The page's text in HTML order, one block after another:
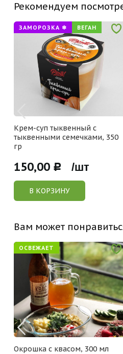
Рекомендуем
ЗАМОРОЗКА ❄ ВЕГАН
Крем-суп тыквенный с
тыквенными семечками, 350
гр
150,00 Р /шт
В КОРЗИНУ
Вам может
ОСВЕЖАЕТ
Окрошка с квасом, 300 мл